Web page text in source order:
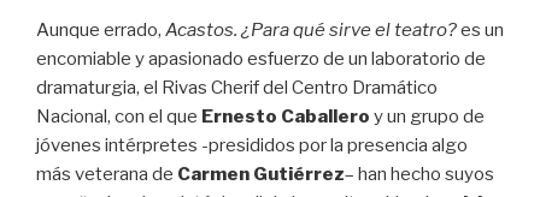
Aunque errado, Acastos. ¿Para qué sirve el teatro?es un
encomiable y apasionado esfuerzo de un laboratorio de
dramaturgia, el Rivas Cherif del Centro Dramático
Nacional, con el que Ernesto Caballero y un grupo de
jóvenes intérpretes -presididos por la presencia algo
más veterana de Carmen Gutiérrez– han hecho suyos